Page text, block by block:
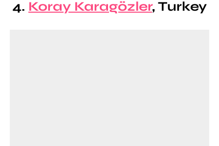
4. Koray Karagözler, Turkey